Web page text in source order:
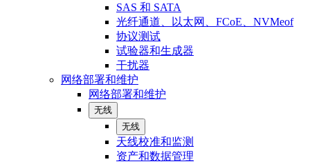
SAS 和 SATA
光纤通道、以太网、FCoE、NVMeof
协议测试
试验器和生成器
干扰器
网络部署和维护
网络部署和维护
无线
无线
天线校准和监测
资产和数据管理